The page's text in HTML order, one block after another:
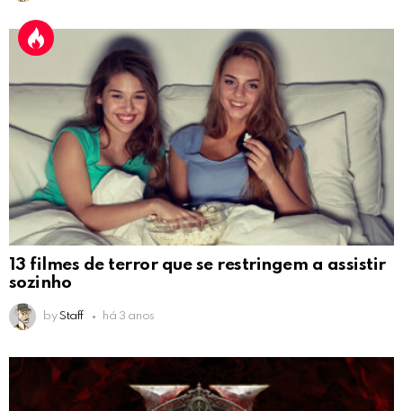
13 filmes de terror que se restringem a assistir
sozinho
by Staff há 3 anos